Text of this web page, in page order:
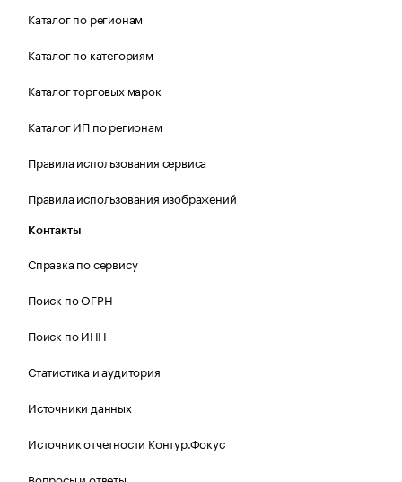
Каталог по регионам
Каталог по категориям
Каталог торговых марок
Каталог ИП по регионам
Правила использования сервиса
Правила использования изображений
Контакты
Справка по сервису
Поиск по ОГРН
Поиск по ИНН
Статистика и аудитория
Источники данных
Источник отчетности Контур.Фокус